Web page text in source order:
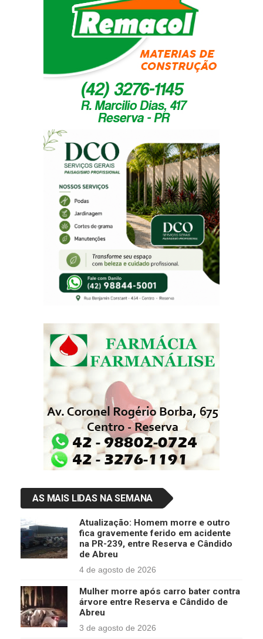
AS MAIS LIDAS NA SEMANA
Atualização: Homem morre e outro
fica gravemente ferido em acidente
na PR-239, entre Reserva e Cândido
de Abreu
4 de agosto de 2026
Mulher morre após carro bater contra
árvore entre Reserva e Cândido de
Abreu
3 de agosto de 2026